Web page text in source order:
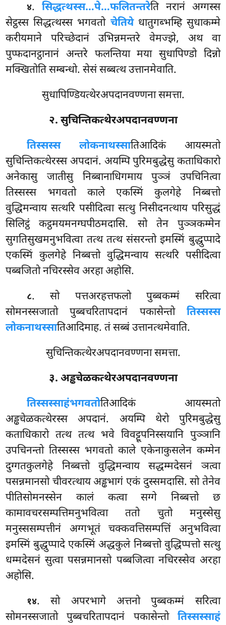
४. सिद्धत्थस्स…पे…फलितन्तरेति नरानं अग्गस्स
सेट्ठस्स सिद्धत्थस्स भगवतो चेतियेधातुगब्भम्हि सुधाकम्मे
करीयमाने परिच्छेदानं उभिन्नमन्तरे वेमज्झे, अथ वा
पुप्फदानट्ठानानं अन्तरे फलन्तिया मया सुधापिण्डो दिन्नो
मक्खितोति सम्बन्धो. सेसं सब्बत्थ उत्तानमेवाति.
सुधापिण्डियत्थेरअपदानवण्णना समत्ता.
२. सुचिन्तिकत्थेरअपदानवण्णना
तिस्सस्स लोकनाथस्सातिआदिकं आयस्मतो
सुचिन्तिकत्थेरस्स अपदानं. अयम्पि पुरिमबुद्धेसु कताधिकारो
अनेकासु जातीसु निब्बानाधिगमाय पुञ्ञं उपचिनित्वा
तिस्सस्स भगवतो काले एकस्मिं कुलगेहे निब्बत्तो
वुद्धिमन्वाय सत्थरि पसीदित्वा सत्थु निसीदनत्थाय परिसुद्धं
सिलिट्ठं कट्ठमयमनग्घपीठमदासि. सो तेन पुञ्ञकम्मेन
सुगतिसुखमनुभवित्वा तत्थ तत्थ संसरन्तो इमस्मिं बुद्धुप्पादे
एकस्मिं कुलगेहे निब्बत्तो वुद्धिमन्वाय सत्थरि पसीदित्वा
पब्बजितो नचिरस्सेव अरहा अहोसि.
८. सो पत्तअरहत्तफलो पुब्बकम्मं सरित्वा
सोमनस्सजातो पुब्बचरितापदानं पकासेन्तो तिस्सस्स
लोकनाथस्सातिआदिमाह. तं सब्बं उत्तानत्थमेवाति.
सुचिन्तिकत्थेरअपदानवण्णना समत्ता.
३. अड्ढचेळकत्थेरअपदानवण्णना
तिस्सस्साहंभगवतोतिआदिकं आयस्मतो
अड्ढचेळकत्थेरस्स अपदानं. अयम्पि थेरो पुरिमबुद्धेसु
कताधिकारो तत्थ तत्थ भवे विवट्टूपनिस्सयानि पुञ्ञानि
उपचिनन्तो तिस्सस्स भगवतो काले एकेनाकुसलेन कम्मेन
दुग्गतकुलगेहे निब्बत्तो वुद्धिमन्वाय सद्धम्मदेसनं ञत्वा
पसन्नमानसो चीवरत्थाय अड्ढभागं एकं दुस्समदासि. सोतेनेव
पीतिसोमनस्सेन कालं कत्वा सग्गे निब्बत्तो छ
कामावचरसम्पत्तिमनुभवित्वा ततो चुतो मनुस्सेसु
मनुस्ससम्पत्तीनं अग्गभूतं चक्कवत्तिसम्पत्तिं अनुभवित्वा
इमस्मिं बुद्धुप्पादे एकस्मिं अद्धकुले निब्बत्तो वुद्धिप्पत्तो सत्थु
धम्मदेसनं सुत्वा पसन्नमानसो पब्बजित्वा नचिरस्सेव अरहा
अहोसि.
१४. सो अपरभागे अत्तनो पुब्बकम्मं सरित्वा
सोमनस्सजातो पुब्बचरितापदानं पकासेन्तो तिस्सस्साहं